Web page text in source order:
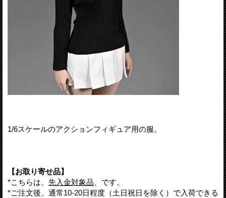
1/6スケールのアクションフィギュア用の服。
【お取り寄せ品】
*こちらは、 先入金対象品 、です。
*ご注文後、通常10-20日程度（土日祝日を除く）で入荷できる